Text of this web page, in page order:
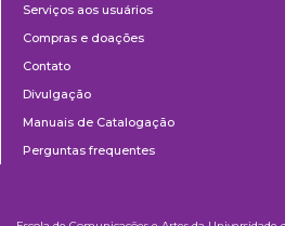
Serviços aos usuários
Compras e doações
Contato
Divulgação
Manuais de Catalogação
Perguntas frequentes